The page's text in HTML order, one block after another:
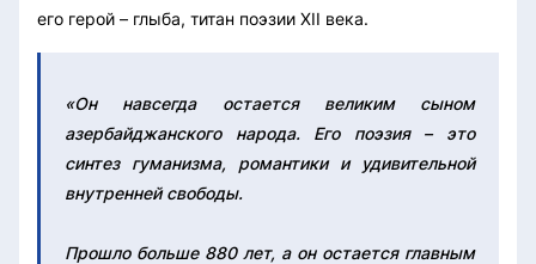
его герой – глыба, титан поэзии XII века.
«Он навсегда остается великим сыном
азербайджанского народа. Его поэзия – это
синтез гуманизма, романтики и удивительной
внутренней свободы.
Прошло больше 880 лет, а он остается главным